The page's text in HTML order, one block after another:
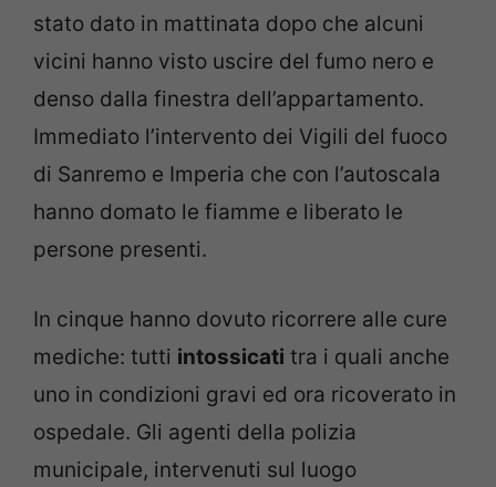
stato dato in mattinata dopo che alcuni
vicini hanno visto uscire del fumo nero e
denso dalla finestra dell’appartamento.
Immediato l’intervento dei Vigili del fuoco
di Sanremo e Imperia che con l’autoscala
hanno domato le fiamme e liberato le
persone presenti.
In cinque hanno dovuto ricorrere alle cure
mediche: tutti intossicati tra i quali anche
uno in condizioni gravi ed ora ricoverato in
ospedale. Gli agenti della polizia
municipale, intervenuti sul luogo